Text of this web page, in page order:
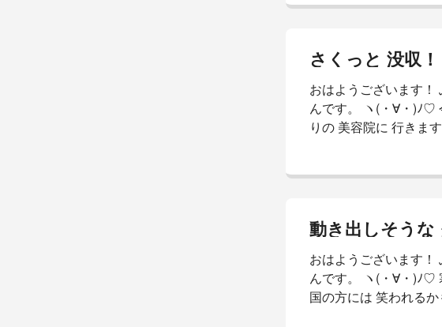
てくれる？ と、注文
￣ｍ￣) ですよね。 そ
ょう！ 本日の 坊っちゃ
はよーごぜーまーす！
さくっと 没収！
おはようございます！
んです。 ヽ(・∀・)ﾉ♡
りの 美容院に 行きま
ぇか？ ） （*｀▽´*）
事で ドタバタ変更。
に 飛び込めた。 ばっさ
たろかい！！ ヽ(￣▽￣
ましょう！ 本日の
おはようございます！
んです。 ヽ(・∀・)ﾉ♡
国の方には 笑われる
今の 気温 5度！！ か